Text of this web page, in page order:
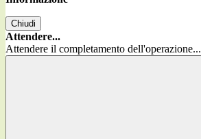
Chiudi
Attendere...
Attendere il completamento dell'operazione...